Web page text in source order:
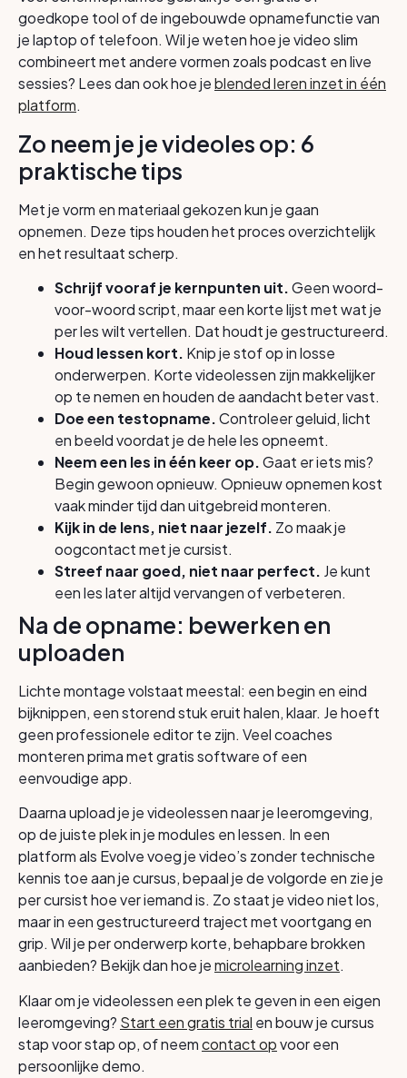
goedkope tool of de ingebouwde opnamefunctie van
je laptop of telefoon. Wil je weten hoe je video slim
combineert met andere vormen zoals podcast en live
sessies? Lees dan ook hoe jeblended leren inzet in één
platform.
Zo neem je je videoles op: 6
praktische tips
Met je vorm en materiaal gekozen kun je gaan
opnemen. Deze tips houden het proces overzichtelijk
en het resultaat scherp.
Schrijf vooraf je kernpunten uit.Geen woord-
voor-woord script, maar een korte lijst met wat je
per les wilt vertellen. Dat houdt je gestructureerd.
Houd lessen kort. Knip je stof op in losse
onderwerpen. Korte videolessen zijn makkelijker
op te nemen en houden de aandacht beter vast.
Doe een testopname.Controleer geluid, licht
en beeld voordat je de hele les opneemt.
Neem een les in één keer op.Gaat er iets mis?
Begin gewoon opnieuw. Opnieuw opnemen kost
vaak minder tijd dan uitgebreid monteren.
Kijk in de lens, niet naar jezelf. Zo maak je
oogcontact met je cursist.
Streef naar goed, niet naar perfect. Je kunt
een les later altijd vervangen of verbeteren.
Na de opname: bewerken en
uploaden
Lichte montage volstaat meestal: een begin en eind
bijknippen, een storend stuk eruit halen, klaar. Je hoeft
geen professionele editor te zijn. Veel coaches
monteren prima met gratis software of een
eenvoudige app.
Daarna upload je je videolessen naar je leeromgeving,
op de juiste plek in je modules en lessen. In een
platform als Evolve voeg je video’s zonder technische
kennis toe aan je cursus, bepaal je de volgorde en zie je
per cursist hoe ver iemand is. Zo staat je video niet los,
maar in een gestructureerd traject met voortgang en
grip. Wil je per onderwerp korte, behapbare brokken
aanbieden? Bekijk dan hoe jemicrolearning inzet.
Klaar om je videolessen een plek te geven in een eigen
leeromgeving? Start een gratis trial en bouw je cursus
stap voor stap op, of neemcontact opvoor een
persoonlijke demo.